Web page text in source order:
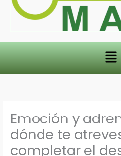
Emoción y
dónde te
completar el